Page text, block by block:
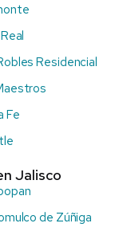
Residencial
Fe
Jalisco
de Zúñiga